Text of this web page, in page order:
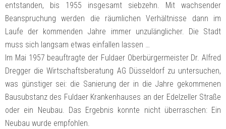
entstanden, bis 1955 insgesamt siebzehn. Mit wachsender
Beanspruchung werden die räumlichen Verhältnisse dann im
Laufe der kommenden Jahre immer unzulänglicher. Die Stadt
muss sich langsam etwas einfallen lassen …
Im Mai 1957 beauftragte der Fuldaer Oberbürgermeister Dr. Alfred
Dregger die Wirtschaftsberatung AG Düsseldorf zu untersuchen,
was günstiger sei: die Sanierung der in die Jahre gekommenen
Bausubstanz des Fuldaer Krankenhauses an der Edelzeller Straße
oder ein Neubau. Das Ergebnis konnte nicht überraschen: Ein
Neubau wurde empfohlen.